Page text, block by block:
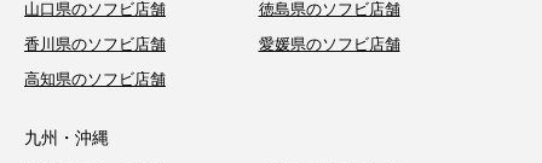
山口県のソフビ店舗
徳島県のソフビ店舗
香川県のソフビ店舗
愛媛県のソフビ店舗
高知県のソフビ店舗
九州・沖縄